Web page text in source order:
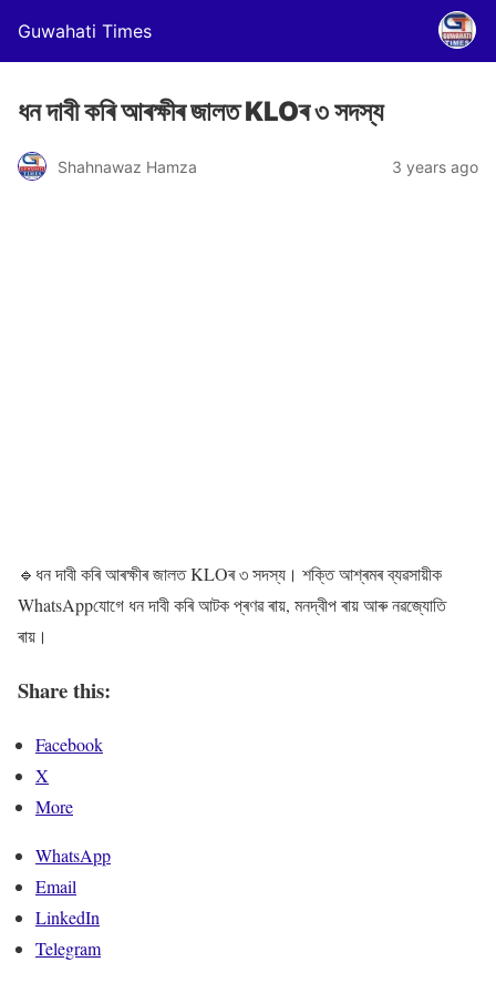
Guwahati Times
ধন দাবী কৰি আৰক্ষীৰ জালত KLOৰ ৩ সদস্য
Shahnawaz Hamza 3 years ago
🔹ধন দাবী কৰি আৰক্ষীৰ জালত KLOৰ ৩ সদস্য। শক্তি আশ্ৰমৰ ব্যৱসায়ীক
WhatsAppযোগে ধন দাবী কৰি আটক প্ৰণৱ ৰায়, মনদ্বীপ ৰায় আৰু নৱজ্যোতি
ৰায়।
Share this:
Facebook
X
More
WhatsApp
Email
LinkedIn
Telegram